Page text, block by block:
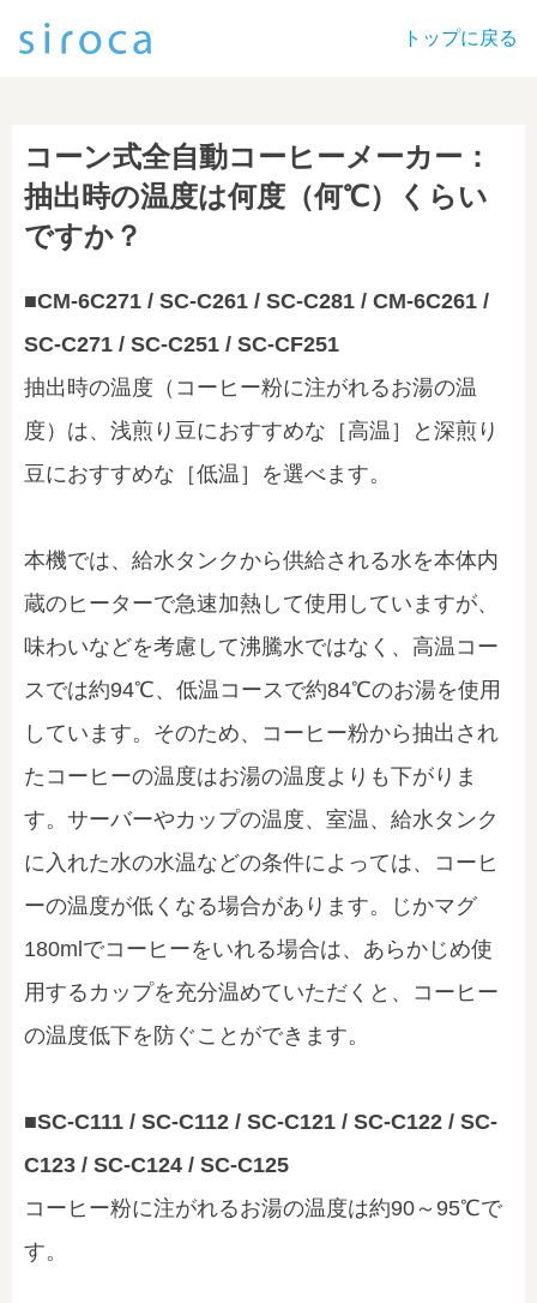
トップに戻る
コーン式全自動コーヒーメーカー：
抽出時の温度は何度（何℃）くらい
ですか？
■CM-6C271 / SC-C261 / SC-C281 / CM-6C261 /
SC-C271 / SC-C251 / SC-CF251
抽出時の温度（コーヒー粉に注がれるお湯の温
度）は、浅煎り豆におすすめな［高温］と深煎り
豆におすすめな［低温］を選べます。
本機では、給水タンクから供給される水を本体内
蔵のヒーターで急速加熱して使用していますが、
味わいなどを考慮して沸騰水ではなく、高温コー
スでは約94℃、低温コースで約84℃のお湯を使用
しています。そのため、コーヒー粉から抽出され
たコーヒーの温度はお湯の温度よりも下がりま
す。サーバーやカップの温度、室温、給水タンク
に入れた水の水温などの条件によっては、コーヒ
ーの温度が低くなる場合があります。じかマグ
180mlでコーヒーをいれる場合は、あらかじめ使
用するカップを充分温めていただくと、コーヒー
の温度低下を防ぐことができます。
■SC-C111 / SC-C112 / SC-C121 / SC-C122 / SC-
C123 / SC-C124 / SC-C125
コーヒー粉に注がれるお湯の温度は約90～95℃で
す。